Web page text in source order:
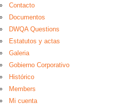
Contacto
Documentos
DWQA Questions
Estatutos y actas
Galeria
Gobierno Corporativo
Histórico
Members
Mi cuenta